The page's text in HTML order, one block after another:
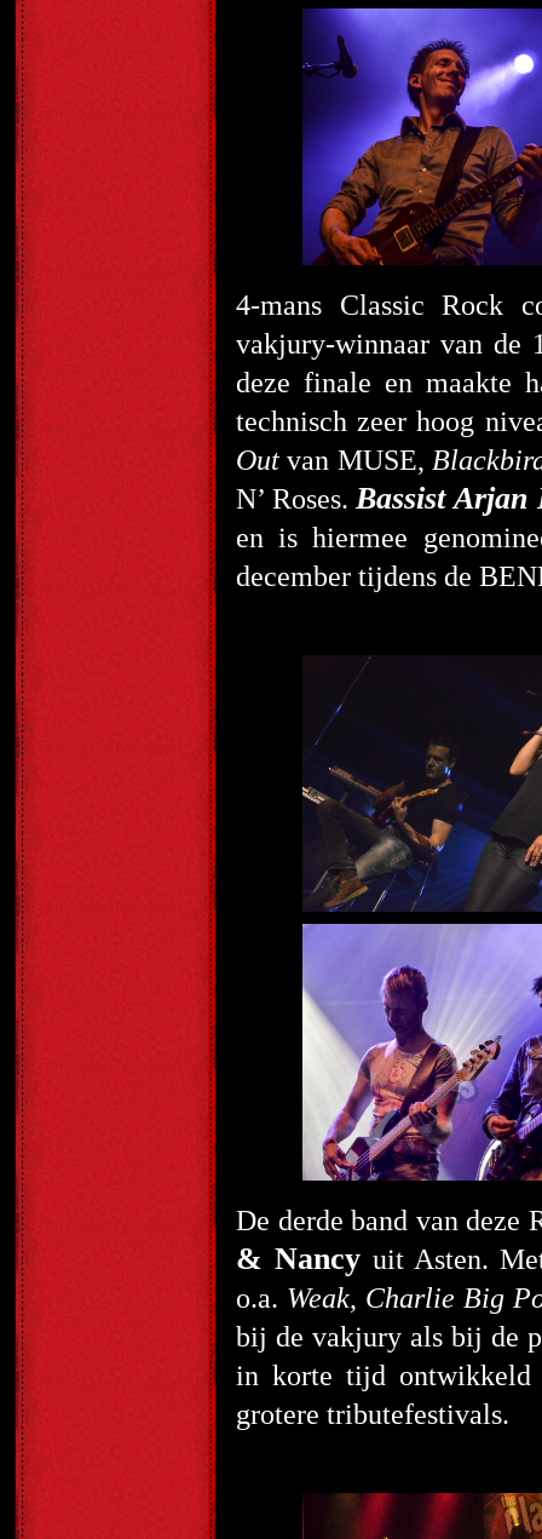
4-mans Classic Rock
vakjury-winnaar van de
deze finale en maakte
technisch zeer hoog
Out van MUSE,
N’ Roses. Bassist Arjan
en is hiermee
december tijdens de
De derde band van deze
& Nancy uit Asten.
o.a. Weak, Charlie Big
bij de vakjury als bij de
in korte tijd ontwikkeld
grotere tributefestivals.